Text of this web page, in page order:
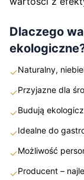
Dlaczego
✓Naturalny,
✓Przyjazne dla
✓Budują
✓Idealne do
✓Możliwość
✓Producent –